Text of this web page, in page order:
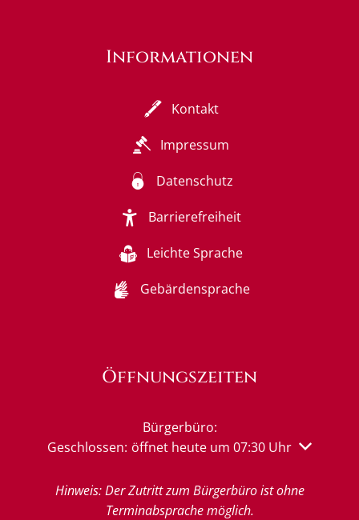
Informationen
Kontakt
Impressum
Datenschutz
Barrierefreiheit
Leichte Sprache
Gebärdensprache
Öffnungszeiten
Bürgerbüro:
Klicken, um weitere Öffnungs- oder Schließzeiten
Geschlossen: öffnet heute um 07:30 Uhr
Hinweis: Der Zutritt zum Bürgerbüro ist ohne
Terminabsprache möglich.